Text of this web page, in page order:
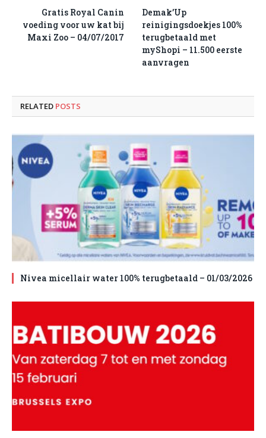
Gratis Royal Canin
voeding voor uw kat bij
Maxi Zoo – 04/07/2017
Demak’Up
reinigingsdoekjes 100%
terugbetaald met
myShopi – 11.500 eerste
aanvragen
RELATED POSTS
Nivea micellair water 100% terugbetaald – 01/03/2026